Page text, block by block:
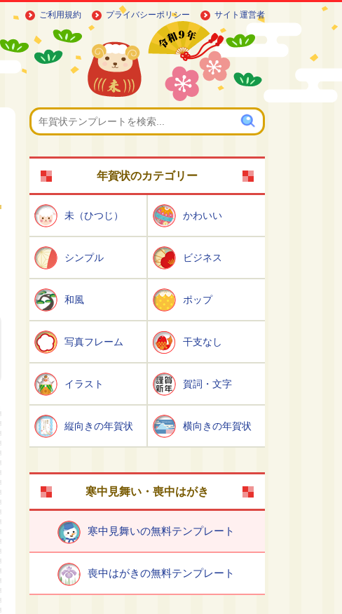
ご利用規約 プライバシーポリシー サイト運営者
年賀状のカテゴリー
未（ひつじ） かわいい
シンプル ビジネス
和風 ポップ
写真フレーム 干支なし
イラスト 賀詞・文字
縦向きの年賀状 横向きの年賀状
寒中見舞い・喪中はがき
寒中見舞いの無料テンプレート
喪中はがきの無料テンプレート